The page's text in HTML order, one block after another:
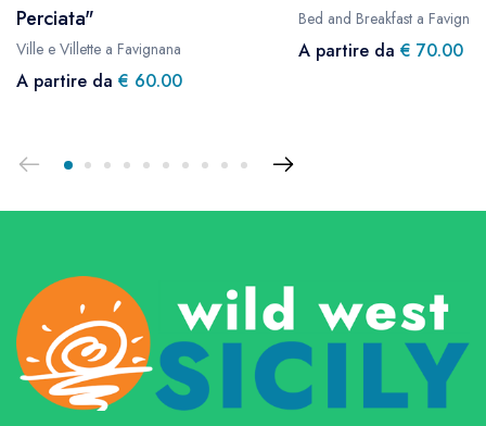
Perciata"
Ville e Villette a Favignana
A partire da € 60.00
Bed and Breakfast a
A partire da € 70.00